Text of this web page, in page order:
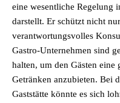
eine wesentliche Regelung
darstellt. Er schützt nicht
verantwortungsvolles
Gastro-Unternehmen sind
halten, um den Gästen eine
Getränken anzubieten. Bei
Gaststätte könnte es sich